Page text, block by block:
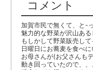
コメント
加賀市民で無くて、と-
魅力的な野菜が沢山あ
もしかして野菜販売し
日曜日にお蕎麦を食べに
お母さんが(お父さんも
動き回っていたので、